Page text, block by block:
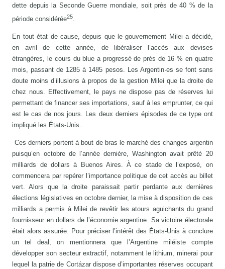
dette depuis la Seconde Guerre mondiale, soit près de 40 % de la
période considérée25.
En tout état de cause, depuis que le gouvernement Milei a décidé,
en avril de cette année, de libéraliser l’accès aux devises
étrangères, le cours du blue a progressé de près de 16 % en quatre
mois, passant de 1285 à 1485 pesos. Les Argentin·es se font sans
doute moins d’illusions à propos de la gestion Milei que la droite de
chez nous. Effectivement, le pays ne dispose pas de réserves lui
permettant de financer ses importations, sauf à les emprunter, ce qui
est le cas de nos jours. Les deux derniers épisodes de ce type ont
impliqué les États-Unis..
Ces derniers portent à bout de bras le marché des changes argentin
puisqu’en octobre de l’année dernière, Washington avait prêté 20
milliards de dollars à Buenos Aires. À ce stade de l’exposé, on
commencera par repérer l’importance politique de cet accès au billet
vert. Alors que la droite paraissait partir perdante aux dernières
élections législatives en octobre dernier, la mise à disposition de ces
milliards a permis à Milei de revêtir les atours aguichants du grand
fournisseur en dollars de l’économie argentine. Sa victoire électorale
était alors assurée. Pour préciser l’intérêt des États-Unis à conclure
un tel deal, on mentionnera que l’Argentine miléiste compte
développer son secteur extractif, notamment le lithium, minerai pour
lequel la patrie de Cortázar dispose d’importantes réserves occupant